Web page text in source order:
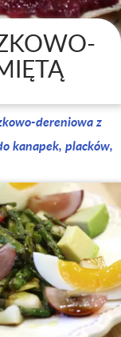
dereniowa z
kanapek, placków,